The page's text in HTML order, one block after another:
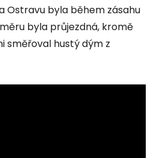
Ostravu byla během zásahu
byla průjezdná, kromě
směřoval hustý dým z